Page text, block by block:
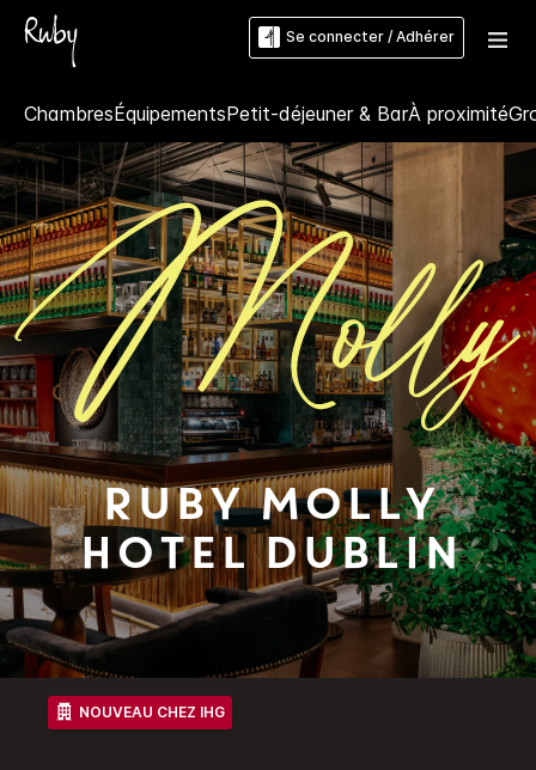
Se connecter / Adhérer
ChambresÉquipementsPetit-déjeuner & BarÀ proximité
Ruby Molly
Hotel Dublin
NOUVEAU CHEZ IHG